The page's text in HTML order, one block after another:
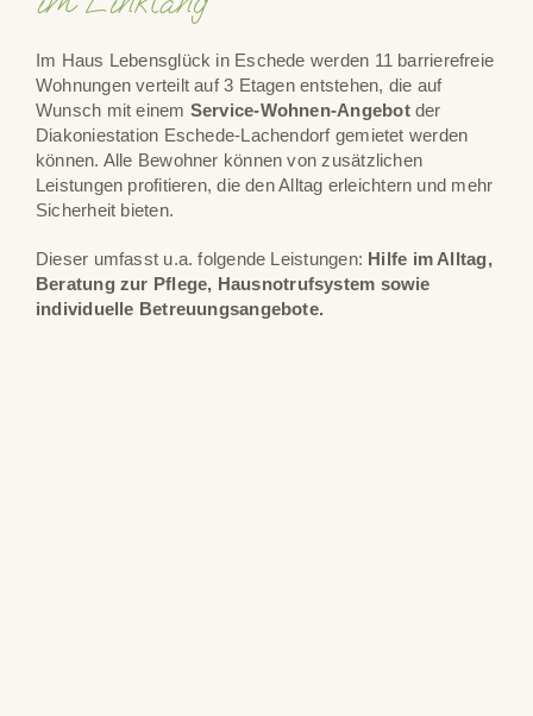
Im Haus Lebensglück in Eschede werden 11 barrierefreie
Wohnungen verteilt auf 3 Etagen entstehen, die auf
Wunsch mit einem Service-Wohnen-Angebotder
Diakoniestation Eschede-Lachendorf gemietet werden
können. Alle Bewohner können von zusätzlichen
Leistungen profitieren, die den Alltag erleichtern und mehr
Sicherheit bieten.
Dieser umfasst u.a. folgende Leistungen: Hilfe im Alltag,
Beratung zur Pflege, Hausnotrufsystem sowie
individuelle Betreuungsangebote.